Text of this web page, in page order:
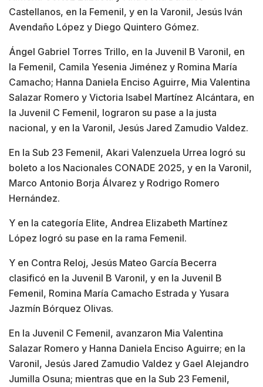
Castellanos, en la Femenil, y en la Varonil, Jesús Iván
Avendaño López y Diego Quintero Gómez.
Ángel Gabriel Torres Trillo, en la Juvenil B Varonil, en
la Femenil, Camila Yesenia Jiménez y Romina María
Camacho; Hanna Daniela Enciso Aguirre, Mia Valentina
Salazar Romero y Victoria Isabel Martínez Alcántara, en
la Juvenil C Femenil, lograron su pase a la justa
nacional, y en la Varonil, Jesús Jared Zamudio Valdez.
En la Sub 23 Femenil, Akari Valenzuela Urrea logró su
boleto a los Nacionales CONADE 2025, y en la Varonil,
Marco Antonio Borja Álvarez y Rodrigo Romero
Hernández.
Y en la categoría Elite, Andrea Elizabeth Martínez
López logró su pase en la rama Femenil.
Y en Contra Reloj, Jesús Mateo García Becerra
clasificó en la Juvenil B Varonil, y en la Juvenil B
Femenil, Romina María Camacho Estrada y Yusara
Jazmín Bórquez Olivas.
En la Juvenil C Femenil, avanzaron Mia Valentina
Salazar Romero y Hanna Daniela Enciso Aguirre; en la
Varonil, Jesús Jared Zamudio Valdez y Gael Alejandro
Jumilla Osuna; mientras que en la Sub 23 Femenil,